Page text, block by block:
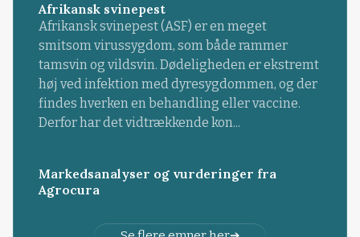
Afrikansk svinepest
Afrikansk svinepest (ASF) er en meget
smitsom virussygdom, som både rammer
tamsvin og vildsvin. Dødeligheden er ekstremt
høj ved infektion med dyresygdommen, og der
findes hverken en behandling eller vaccine.
Derfor har det vidtrækkende kon...
Markedsanalyser og vurderinger fra
Agrocura